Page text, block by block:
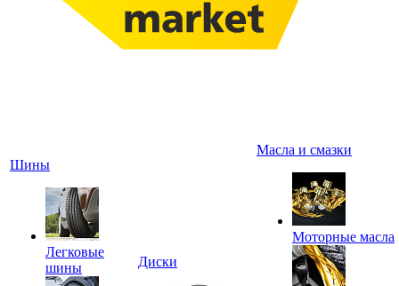
Шины
Легковые
шины
Диски
Масла и смазки
Моторные масла